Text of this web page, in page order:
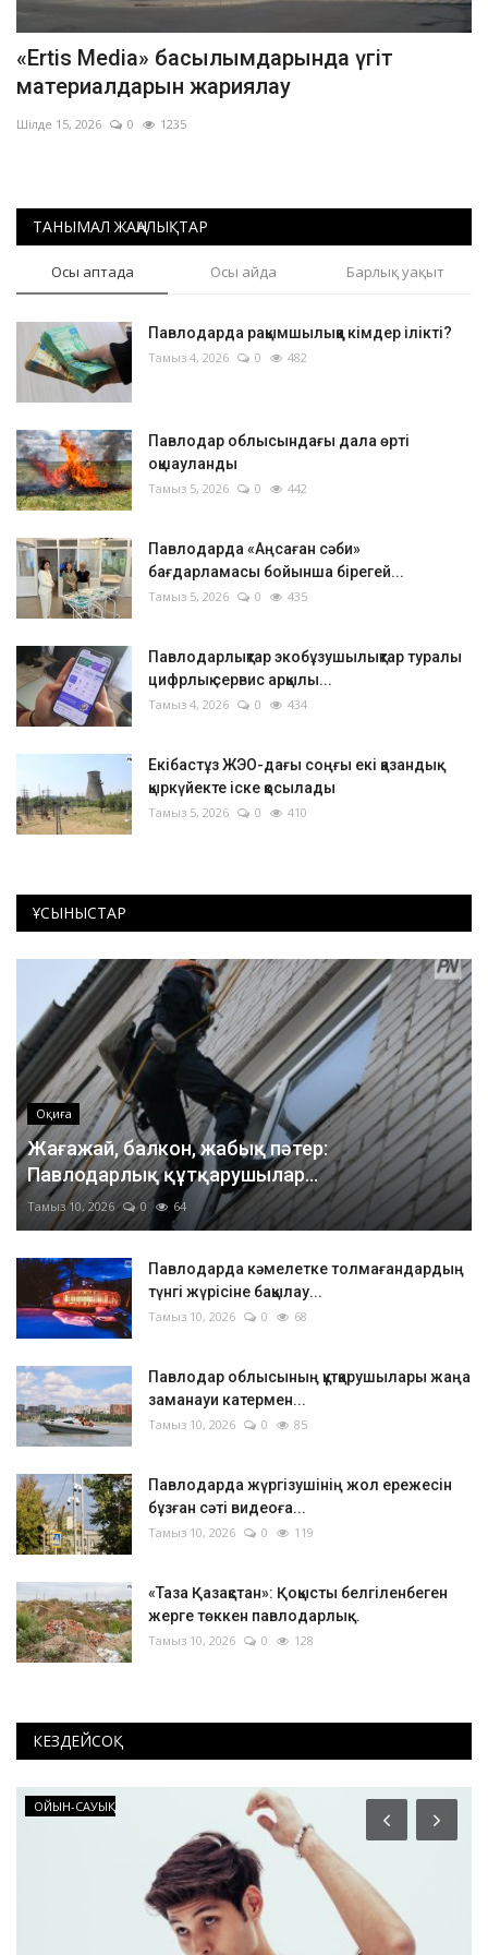
«Ertis Media» басылымдарында үгіт
материалдарын жариялау
Шілде 15, 2026 0 1235
ТАНЫМАЛ ЖАҢАЛЫҚТАР
Осы аптада Осы айда Барлық уақыт
Павлодарда рақымшылыққа кімдер ілікті?
Тамыз 4, 2026 0 482
Павлодар облысындағы дала өрті
оқшауланды
Тамыз 5, 2026 0 442
Павлодарда «Аңсаған сәби»
бағдарламасы бойынша бірегей...
Тамыз 5, 2026 0 435
Павлодарлықтар экобұзушылықтар туралы
цифрлық сервис арқылы...
Тамыз 4, 2026 0 434
Екібастұз ЖЭО-дағы соңғы екі қазандық
қыркүйекте іске қосылады
Тамыз 5, 2026 0 410
ҰСЫНЫСТАР
Оқиға
Жағажай, балкон, жабық пәтер:
Павлодарлық құтқарушылар...
Тамыз 10, 2026 0 64
Павлодарда кәмелетке толмағандардың
түнгі жүрісіне бақылау...
Тамыз 10, 2026 0 68
Павлодар облысының құтқарушылары жаңа
заманауи катермен...
Тамыз 10, 2026 0 85
Павлодарда жүргізушінің жол ережесін
бұзған сәті видеоға...
Тамыз 10, 2026 0 119
«Таза Қазақстан»: Қоқысты белгіленбеген
жерге төккен павлодарлық...
Тамыз 10, 2026 0 128
КЕЗДЕЙСОҚ
Видео